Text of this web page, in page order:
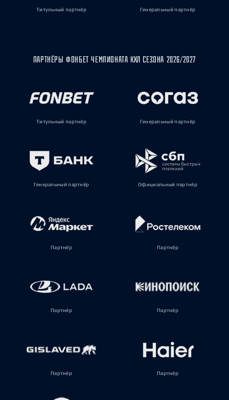
Титульный партнёр Генеральный партнёр
ПАРТНЁРЫ ФОНБЕТ ЧЕМПИОНАТА КХЛ СЕЗОНА 2026/2027
Титульный партнёр Генеральный партнёр
Генеральный партнёр Официальный партнёр
Партнёр Партнёр
Партнёр Партнёр
Партнёр Партнёр